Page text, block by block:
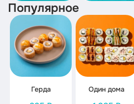
Популярное
Герда Один дома